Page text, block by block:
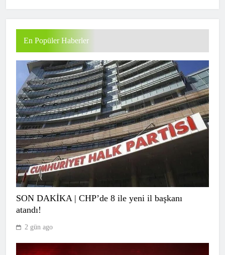
En Popüler Haberler
SON DAKİKA | CHP’de 8 ile yeni il başkanı
atandı!
2 gün ago